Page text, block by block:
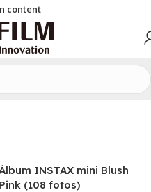
content
/INSTAX mini/Álbum de fotos
INSTAX mini Blush
Pink (108 fotos)